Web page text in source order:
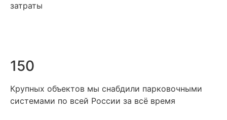
затраты
150
Крупных объектов мы снабдили парковочными
системами по всей России за всё время